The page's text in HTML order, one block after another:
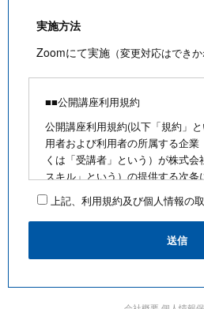
実施方法
Zoomにて実施 （変更対応はできか
■■公開講座利用規約
公開講座利用規約(以下「規約」
用者および利用者の所属する企業
くは「受講者」という）が株式会
スキル」という）の提供する次条
「公開講座」という)を利用する
していただく事項を定めたもので
■公開講座お申込みにあたって
・最少催行人数を満たさないなど
とします
上記、利用規約及び個人情報の